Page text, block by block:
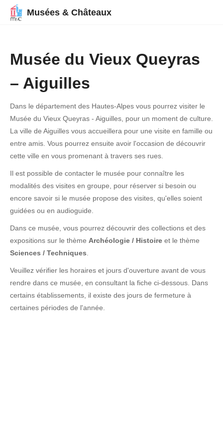
Musées & Châteaux
Musée du Vieux Queyras
– Aiguilles
Dans le département des Hautes-Alpes vous pourrez visiter le
Musée du Vieux Queyras - Aiguilles, pour un moment de culture.
La ville de Aiguilles vous accueillera pour une visite en famille ou
entre amis. Vous pourrez ensuite avoir l'occasion de découvrir
cette ville en vous promenant à travers ses rues.
Il est possible de contacter le musée pour connaître les
modalités des visites en groupe, pour réserver si besoin ou
encore savoir si le musée propose des visites, qu'elles soient
guidées ou en audioguide.
Dans ce musée, vous pourrez découvrir des collections et des
expositions sur le thème Archéologie / Histoire et le thème
Sciences / Techniques
Veuillez vérifier les horaires et jours d'ouverture avant de vous
rendre dans ce musée, en consultant la fiche ci-dessous. Dans
certains établissements, il existe des jours de fermeture à
certaines périodes de l'année.